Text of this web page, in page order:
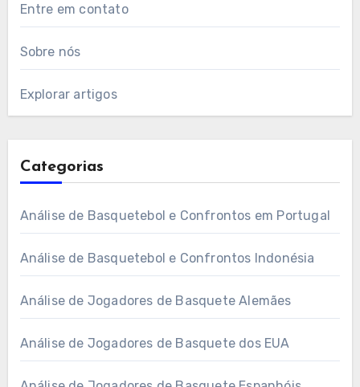
Entre em contato
Sobre nós
Explorar artigos
Categorias
Análise de Basquetebol e Confrontos em Portugal
Análise de Basquetebol e Confrontos Indonésia
Análise de Jogadores de Basquete Alemães
Análise de Jogadores de Basquete dos EUA